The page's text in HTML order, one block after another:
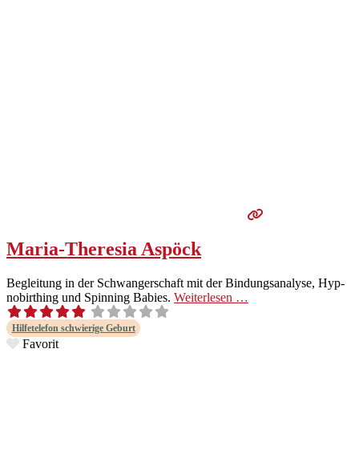
Maria-Theresia Aspöck
Begleitung in der Schwanger­schaft mit der Bindungs­analyse, Hyp­
no­birthing und Spin­ning Babies. Weit­er­lesen …
Hil­fetele­fon schwierige Geburt
Favorit